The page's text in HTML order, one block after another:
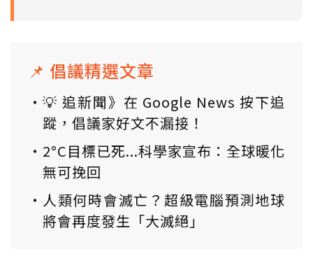
📌 倡議精選文章
💡 追新聞》在 Google News 按下追
蹤，倡議家好文不漏接！
2°C目標已死...科學家宣布：全球暖化
無可挽回
人類何時會滅亡？超級電腦預測地球
將會再度發生「大滅絕」